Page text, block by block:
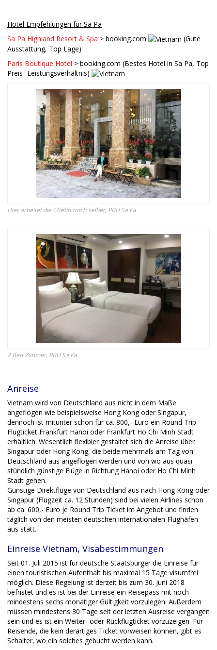
Hotel Empfehlungen für Sa Pa
Sa Pa Highland Resort & Spa > booking.com
(Gute
Ausstattung, Top Lage)
Paris Boutique Hotel > booking.com (Bestes Hotel in Sa Pa, Top
Preis- Leistungsverhältnis)
Hier arbeitet die Chefin noch selber, PBH Sa Pa
2 Bett Zimmer, PBH Sa Pa
Anreise
Vietnam wird von Deutschland aus nicht in dem Maße
angeflogen wie beispielsweise Hong Kong oder Singapur,
dennoch ist mitunter schon für ca. 800,- Euro ein Round Trip
Flugticket Frankfurt Hanoi oder Frankfurt Ho Chi Minh Stadt
erhältlich. Wesentlich flexibler gestaltet sich die Anreise über
Singapur oder Hong Kong, die beide mehrmals am Tag von
Deutschland aus angeflogen werden und von wo aus quasi
stündlich günstige Flüge in Richtung Hanoi oder Ho Chi Minh
Stadt gehen.
Günstige Direktflüge von Deutschland aus nach Hong Kong oder
Singapur (Flugzeit ca. 12 Stunden) sind bei vielen Airlines schon
ab ca. 600,- Euro je Round Trip Ticket im Angebot und finden
täglich von den meisten deutschen internationalen Flughäfen
aus statt.
Einreise Vietnam, Visabestimmungen
Seit 01. Juli 2015 ist für deutsche Staatsbürger die Einreise für
einen touristischen Aufenthalt bis maximal 15 Tage visumfrei
möglich. Diese Regelung ist derzeit bis zum 30. Juni 2018
befristet und es ist bei der Einreise ein Reisepass mit noch
mindestens sechs monatiger Gültigkeit vorzulegen. Außerdem
müssen mindestens 30 Tage seit der letzten Ausreise vergangen
sein und es ist ein Weiter- oder Rückflugticket vorzuzeigen. Für
Reisende, die kein derartiges Ticket vorweisen können, gibt es
Schalter, wo ein solches gebucht werden kann.